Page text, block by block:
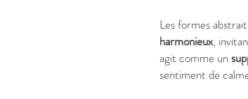
Les formes
harmonieux,
agit comme un
sentiment de